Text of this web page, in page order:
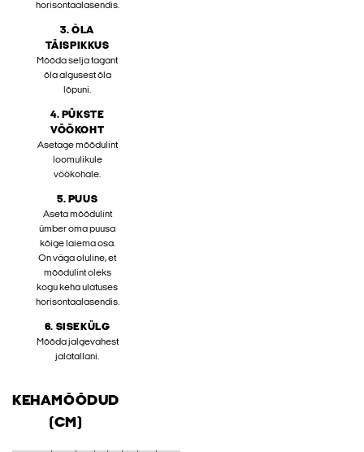
horisontaalasendis.
3. ÕLA
TÄISPIKKUS
Mõõda selja tagant
õla algusest õla
lõpuni.
4. PÜKSTE
VÖÖKOHT
Asetage mõõdulint
loomulikule
vöökohale.
5. PUUS
Aseta mõõdulint
ümber oma puusa
kõige laiema osa.
On väga oluline, et
mõõdulint oleks
kogu keha ulatuses
horisontaalasendis.
6. SISEKÜLG
Mõõda jalgevahest
jalatallani.
KEHAMÕÕDUD
(CM)